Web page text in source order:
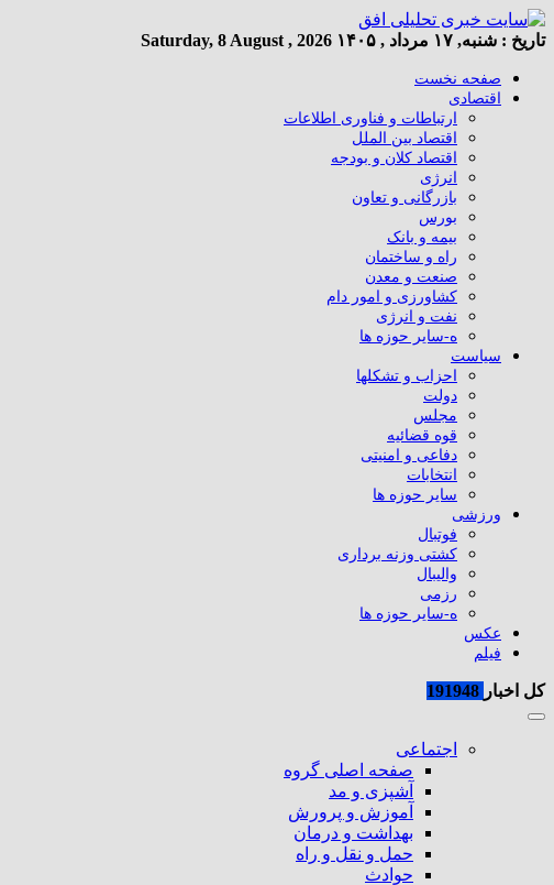
تاریخ : شنبه, ۱۷ مرداد , ۱۴۰۵ Saturday, 8 August , 2026
صفحه نخست
اقتصادی
ارتباطات و فناوری اطلاعات
اقتصاد بین الملل
اقتصاد کلان و بودجه
انرژی
بازرگانی و تعاون
بورس
بیمه و بانک
راه و ساختمان
صنعت و معدن
کشاورزی و امور دام
نفت و انرژی
ه-سایر حوزه ها
سیاست
احزاب و تشکلها
دولت
مجلس
قوه قضائیه
دفاعی و امنیتی
انتخابات
سایر حوزه ها
ورزشی
فوتبال
کشتی وزنه برداری
والیبال
رزمی
ه-سایر حوزه ها
عکس
فیلم
کل اخبار
اجتماعی
صفحه اصلی گروه
آشپزی و مد
آموزش و پرورش
بهداشت و درمان
حمل و نقل و راه
حوادث